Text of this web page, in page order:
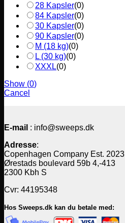
28 Kapsler(0)
84 Kapsler(0)
30 Kapsler(0)
90 Kapsler(0)
M (18 kg)(0)
L (30 kg)(0)
XXXL(0)
Show (0)
Cancel
E-mail : info@sweeps.dk
Adresse:
Copenhagen Company Est. 2023
Ørestads boulevard 59b 4,-413
2300 Kbh S
Cvr: 44195348
Hos Sweeps.dk kan du betale med: